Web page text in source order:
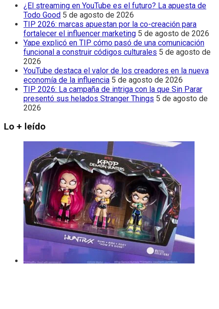
¿El streaming en YouTube es el futuro? La apuesta de
Todo Good 5 de agosto de 2026
TIP 2026: marcas apuestan por la co-creación para
fortalecer el influencer marketing 5 de agosto de 2026
Yape explicó en TIP cómo pasó de una comunicación
funcional a construir códigos culturales 5 de agosto de
2026
YouTube destaca el valor de los creadores en la nueva
economía de la influencia 5 de agosto de 2026
TIP 2026: La campaña de intriga con la que Sin Parar
presentó sus helados Stranger Things 5 de agosto de
2026
Lo + leído